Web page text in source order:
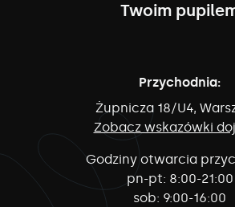
Twoim
Przychodnia:
Żupnicza 18/U4,
Zobacz wskazówki
Godziny otwarcia
pn-pt: 8:00-21:00
sob: 9:00-16:00